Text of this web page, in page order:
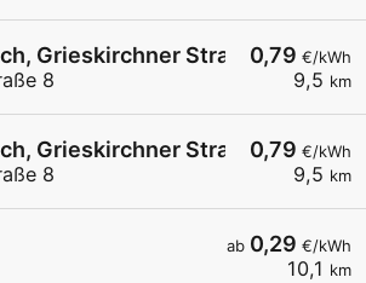
0,79 €/kWh
9,5 km
Grieskirchner Straße 8, 01
8
0,79 €/kWh
9,5 km
Grieskirchner Straße 8, 02
8
ab 0,29 €/kWh
10,1 km